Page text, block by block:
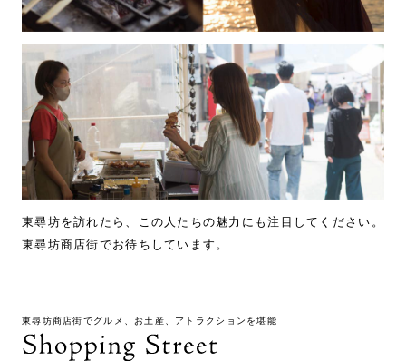
東尋坊を訪れたら、この人たちの魅力にも注目してください。
東尋坊商店街でお待ちしています。
東尋坊商店街でグルメ、お土産、アトラクションを堪能